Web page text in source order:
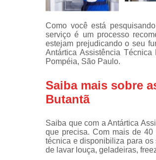
Como você está
serviço é um processo
estejam prejudicando o seu
Antártica Assistência
Pompéia, São Paulo.
Saiba mais sobre
Butantã
Saiba que com a Antártica
que precisa. Com mais de
técnica e disponibiliza para
de lavar louça, geladeiras,